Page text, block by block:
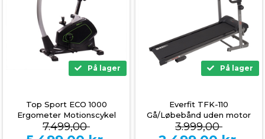
På lager
Top Sport ECO 1000
Ergometer Motionscykel
7.499,00
På lager
Everfit TFK-110
Gå/Løbebånd uden motor
- Sammenklappelig
3.999,00